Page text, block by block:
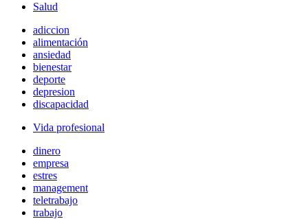
Salud
adiccion
alimentación
ansiedad
bienestar
deporte
depresion
discapacidad
Vida profesional
dinero
empresa
estres
management
teletrabajo
trabajo